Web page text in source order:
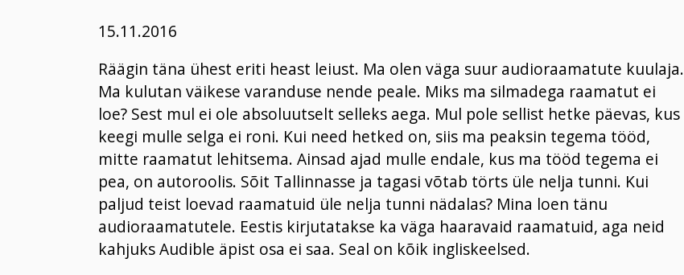
15.11.2016
Räägin täna ühest eriti heast leiust. Ma olen väga suur audioraamatute kuulaja.
Ma kulutan väikese varanduse nende peale. Miks ma silmadega raamatut ei
loe? Sest mul ei ole absoluutselt selleks aega. Mul pole sellist hetke päevas, kus
keegi mulle selga ei roni. Kui need hetked on, siis ma peaksin tegema tööd,
mitte raamatut lehitsema. Ainsad ajad mulle endale, kus ma tööd tegema ei
pea, on autoroolis. Sõit Tallinnasse ja tagasi võtab törts üle nelja tunni. Kui
paljud teist loevad raamatuid üle nelja tunni nädalas? Mina loen tänu
audioraamatutele. Eestis kirjutatakse ka väga haaravaid raamatuid, aga neid
kahjuks Audible äpist osa ei saa. Seal on kõik ingliskeelsed.